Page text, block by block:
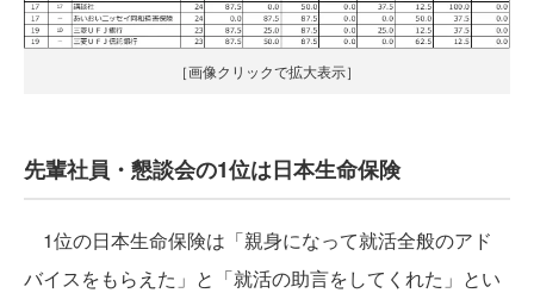
［画像クリックで拡大表示］
先輩社員・懇談会の1位は日本生命保険
1位の日本生命保険は「親身になって就活全般のアド
バイスをもらえた」と「就活の助言をしてくれた」とい